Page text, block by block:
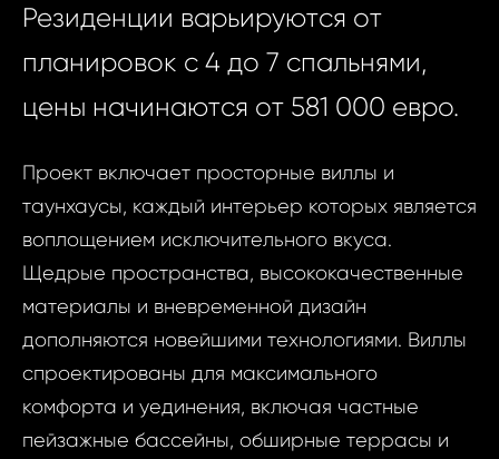
Резиденции варьируются от
планировок с 4 до 7 спальнями,
цены начинаются от 581 000 евро.
Проект включает просторные виллы и
таунхаусы, каждый интерьер которых является
воплощением исключительного вкуса.
Щедрые пространства, высококачественные
материалы и вневременной дизайн
дополняются новейшими технологиями. Виллы
спроектированы для максимального
комфорта и уединения, включая частные
пейзажные бассейны, обширные террасы и